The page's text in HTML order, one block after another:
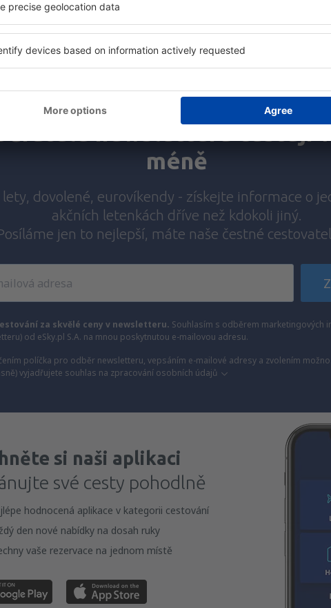
Klikněte sem
newsletteru cestují
méně
lety, dovolené, eurovíkendy - získejte informace o
akčních letenkách dříve než kdokoli jiný.
jen to nejlepší, máte naše čestné
za skvělé ceny v newsletteru. Souhlasím s odběrem marketingových
od eSky.pl S.A. na mnou poskytnutou e-mailovou adresu.
políčka pro odběr newsletteru, vepsáním e-mailové adresy a zvolením
vyjadřujete souhlas na zpracování osobních údajů
si naši aplikaci
své cesty pohodlně
hodnocená aplikace v kategorii cestování
den nové nabídky na dosah ruky
vaše rezervace na jednom místě